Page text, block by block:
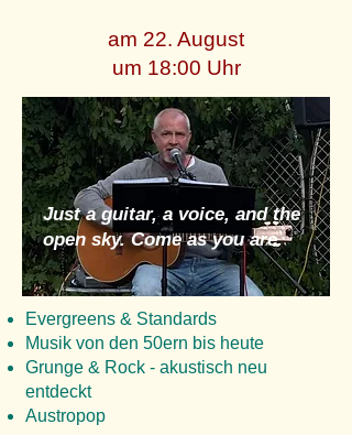
am 22. August
um 18:00 Uhr
Just a guitar, a voice, and the
open sky. Come as you are.
Evergreens & Standards
Musik von den 50ern bis heute
Grunge & Rock - akustisch neu
entdeckt
Austropop